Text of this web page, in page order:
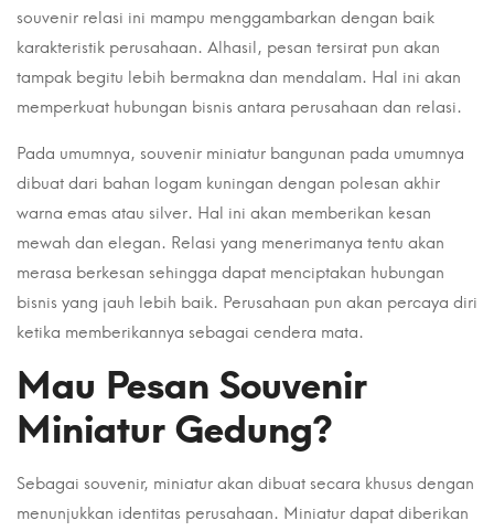
souvenir relasi ini mampu menggambarkan dengan baik
karakteristik perusahaan. Alhasil, pesan tersirat pun akan
tampak begitu lebih bermakna dan mendalam. Hal ini akan
memperkuat hubungan bisnis antara perusahaan dan relasi.
Pada umumnya, souvenir miniatur bangunan pada umumnya
dibuat dari bahan logam kuningan dengan polesan akhir
warna emas atau silver. Hal ini akan memberikan kesan
mewah dan elegan. Relasi yang menerimanya tentu akan
merasa berkesan sehingga dapat menciptakan hubungan
bisnis yang jauh lebih baik. Perusahaan pun akan percaya diri
ketika memberikannya sebagai cendera mata.
Mau Pesan Souvenir
Miniatur Gedung?
Sebagai souvenir, miniatur akan dibuat secara khusus dengan
menunjukkan identitas perusahaan. Miniatur dapat diberikan